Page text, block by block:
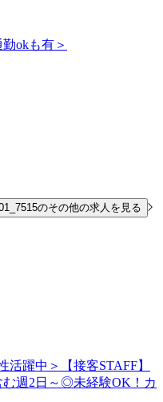
okも有＞
のその他の求人を見る
活躍中＞【接客STAFF】
週2日～◎未経験OK！カ